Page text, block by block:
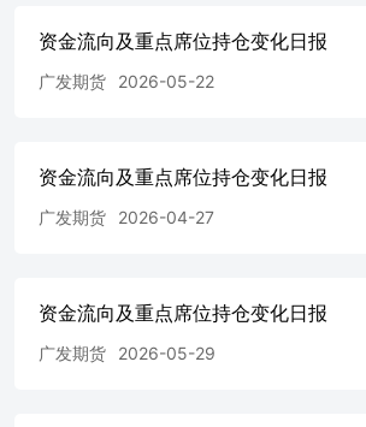
资金流向及重点席位持仓变化日报
广发期货 2026-05-22
资金流向及重点席位持仓变化日报
广发期货 2026-04-27
资金流向及重点席位持仓变化日报
广发期货 2026-05-29